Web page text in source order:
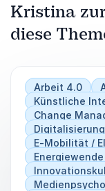
Kristina
diese
Arbeit 4.0
Künstliche
Change
Digitalisierung
E-Mobilität /
Energiewende